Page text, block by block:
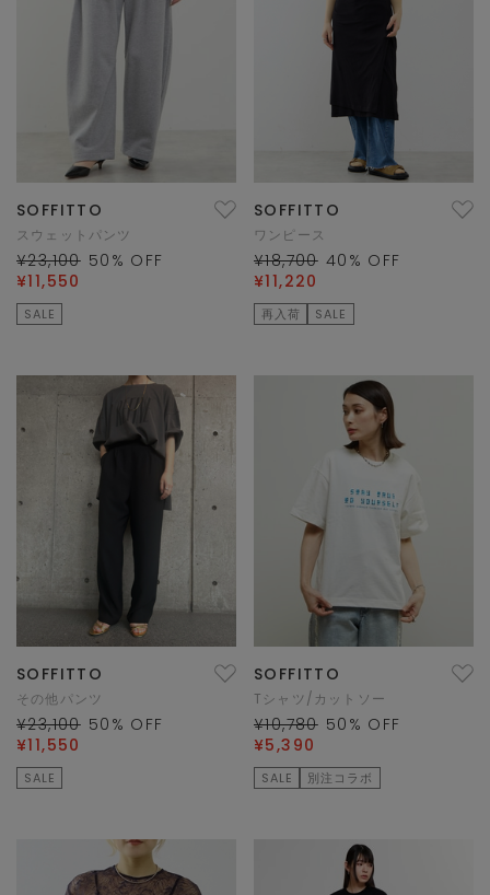
SOFFITTO
スウェットパンツ
¥23,100 50 % OFF
¥11,550
SALE
SOFFITTO
ワンピース
¥18,700 40 % OFF
¥11,220
再入荷 SALE
SOFFITTO
その他パンツ
¥23,100 50 % OFF
¥11,550
SALE
SOFFITTO
Tシャツ/カットソー
¥10,780 50 % OFF
¥5,390
SALE 別注コラボ